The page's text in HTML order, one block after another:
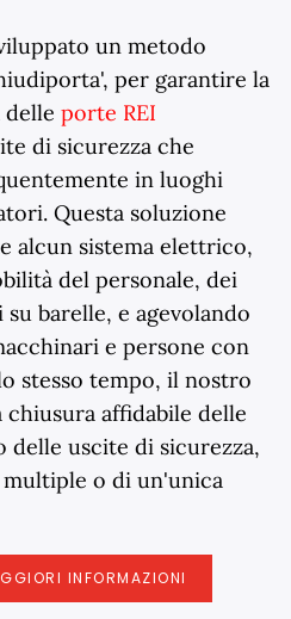
un metodo
per garantire la
porte REI
di sicurezza che
in luoghi
Questa soluzione
alcun sistema elettrico,
del personale, dei
barelle, e agevolando
e persone con
stesso tempo, il nostro
chiusura affidabile delle
delle uscite di sicurezza,
o di un'unica
INFORMAZIONI